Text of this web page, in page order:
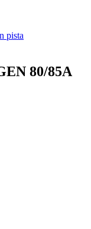
pista
80/85A